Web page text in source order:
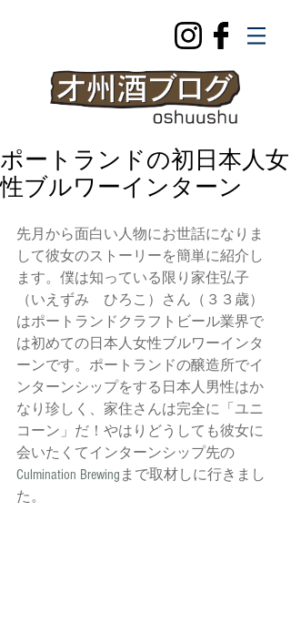
ポートランドの初日本人女
性ブルワーインターン
先月から面白い人物にお世話になりま
して彼女のストーリーを簡単に紹介し
ます。僕は知っている限り家住弘子
（いえずみ　ひろこ）さん（３３歳）
はポートランドクラフトビール業界で
は初めての日本人女性ブルワーインタ
ーンです。ポートランドの醸造所でイ
ンターンシップをする日本人男性はか
なり珍しく、家住さんは完全に「ユニ
コーン」だ！やはりどうしても彼女に
会いたくてインターンシップ先の
Culmination Brewing まで取材しに行きまし
た。